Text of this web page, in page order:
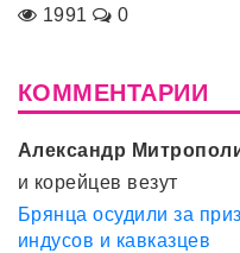
1991
0
КОММЕНТАРИИ
Александр
и корейцев везут
Брянца осудили за
индусов и кавказцев